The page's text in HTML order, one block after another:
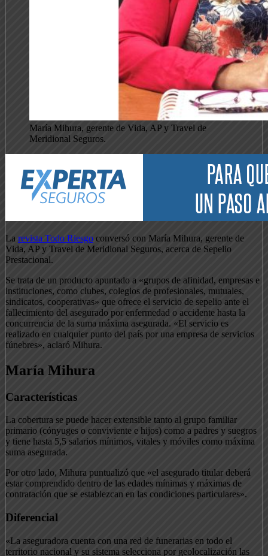
María Mihura, gerente de Vida, AP y Travel de
Meridional Seguros.
La revista Todo Riesgo conversó con María Mihura, gerente de
Vida, AP y Travel de Meridional Seguros, acerca de Sepelio
Prestacional.
Se trata de un producto apuntado a «grupos de afinidad, empresas e
instituciones, como clubes, colegios de profesionales, mutuales,
sindicatos, cooperativas» que ofrece el servicio de sepelio ante el
fallecimiento del asegurado por enfermedad o accidente hasta la
concurrencia de la suma máxima asegurada. «El servicio es
realizado en cualquier punto del país por una empresa de servicios
fúnebres», aclaró Mihura.
María Mihura
Características
La cobertura se puede hacer extensible tanto al grupo familiar
primario (cónyuges o conviviente e hijos) como a padres y suegros
y tiene hasta 5,5 salarios mínimos, vitales y móviles como máxima
suma asegurada.
Por otro lado, Mihura puntualizó que «el asegurado titular deberá
estar comprendido dentro de las edades mínimas y máximas de
contratación que se establezcan en las condiciones particulares».
Diferencial
«La aseguradora cuenta con una red de funerarias en todo el
territorio nacional y su sistema selecciona por geolocalización las